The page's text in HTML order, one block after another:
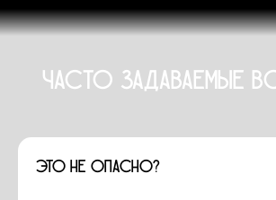
ЧАСТО ЗАДАВАЕМЫЕ
Это не опасно?